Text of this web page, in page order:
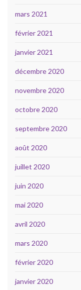
mars 2021
février 2021
janvier 2021
décembre 2020
novembre 2020
octobre 2020
septembre 2020
août 2020
juillet 2020
juin 2020
mai 2020
avril 2020
mars 2020
février 2020
janvier 2020